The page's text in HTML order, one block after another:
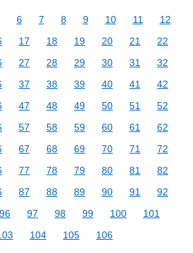
6 7 8 9 10 11
12
17 18 19 20 21
22
27 28 29 30 31
32
37 38 39 40 41
42
47 48 49 50 51
52
57 58 59 60 61
62
67 68 69 70 71
72
77 78 79 80 81
82
87 88 89 90 91
92
96 97 98 99 100
101
104 105 106